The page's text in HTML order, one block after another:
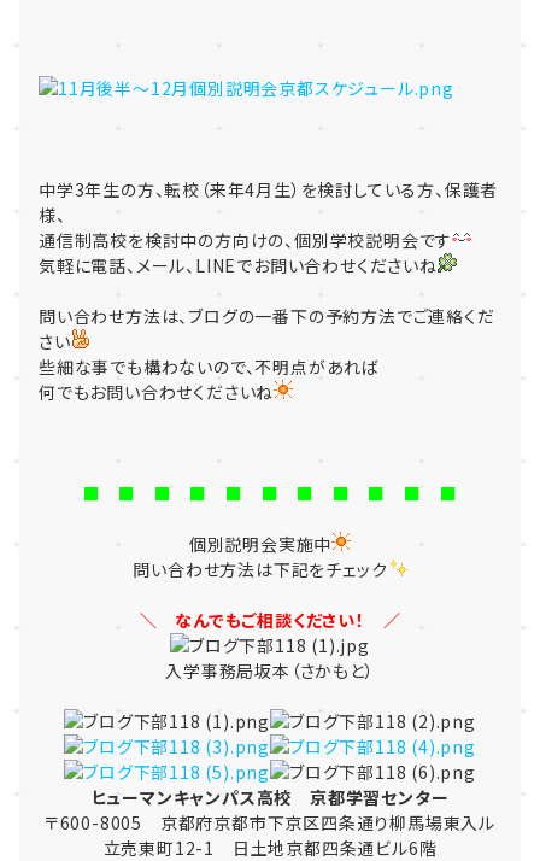
中学3年生の方、転校（来年4月生）を検討している方、保護者
様、
通信制高校を検討中の方向けの、個別学校説明会です
気軽に電話、メール、LINEでお問い合わせくださいね
問い合わせ方法は、ブログの一番下の予約方法でご連絡くだ
さい
些細な事でも構わないので、不明点があれば
何でもお問い合わせくださいね
■ ■ ■ ■ ■ ■ ■ ■ ■ ■ ■
個別説明会実施中
問い合わせ方法は下記をチェック
＼ なんでもご相談ください！ ／
入学事務局坂本（さかもと）
ヒューマンキャンパス高校 京都学習センター
〒600-8005 京都府京都市下京区四条通り柳馬場東入ル
立売東町12-1 日土地京都四条通ビル6階